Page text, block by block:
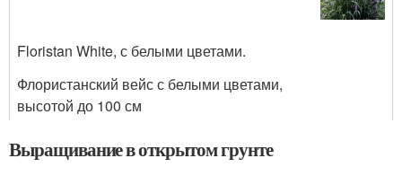
Floristan White, с белыми цветами.
Флористанский вейс с белыми цветами,
высотой до 100 см
Выращивание в открытом грунте